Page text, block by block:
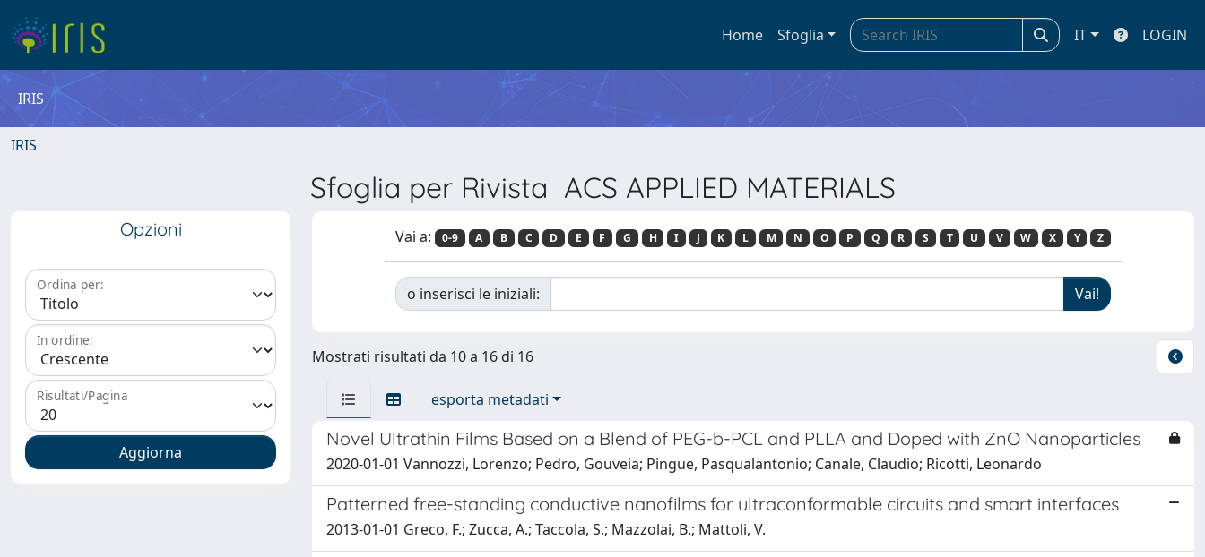
Home Sfoglia IT LOGIN
IRIS
IRIS
Sfoglia per Rivista ACS APPLIED MATERIALS
Opzioni
Ordina per:
In ordine:
Risultati/Pagina
Vai a: 0-9 A B C D E F G H I J K L M N O P Q R S T U V W X Y Z
o inserisci le iniziali:
Mostrati risultati da 10 a 16 di 16
esporta metadati
Novel Ultrathin Films Based on a Blend of PEG-b-PCL and PLLA and Doped with ZnO Nanoparticles
2020-01-01 Vannozzi, Lorenzo; Pedro, Gouveia; Pingue, Pasqualantonio; Canale, Claudio; Ricotti, Leonardo
Patterned free-standing conductive nanofilms for ultraconformable circuits and smart interfaces
2013-01-01 Greco, F.; Zucca, A.; Taccola, S.; Mazzolai, B.; Mattoli, V.